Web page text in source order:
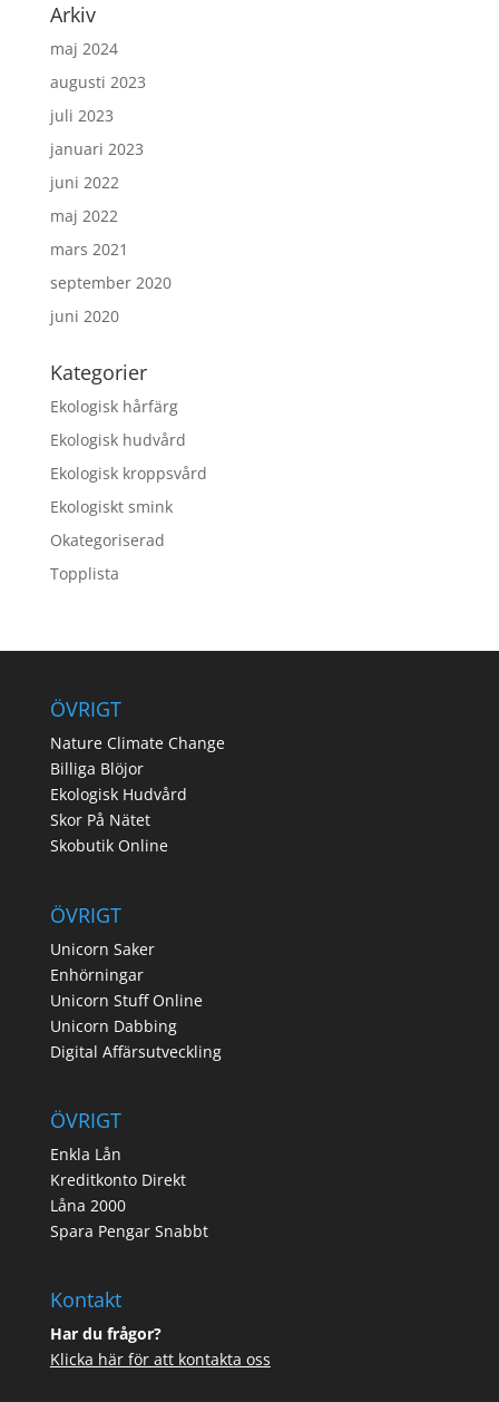
Arkiv
maj 2024
augusti 2023
juli 2023
januari 2023
juni 2022
maj 2022
mars 2021
september 2020
juni 2020
Kategorier
Ekologisk hårfärg
Ekologisk hudvård
Ekologisk kroppsvård
Ekologiskt smink
Okategoriserad
Topplista
ÖVRIGT
Nature Climate Change
Billiga Blöjor
Ekologisk Hudvård
Skor På Nätet
Skobutik Online
ÖVRIGT
Unicorn Saker
Enhörningar
Unicorn Stuff Online
Unicorn Dabbing
Digital Affärsutveckling
ÖVRIGT
Enkla Lån
Kreditkonto Direkt
Låna 2000
Spara Pengar Snabbt
Kontakt
Har du frågor?
Klicka här för att kontakta oss